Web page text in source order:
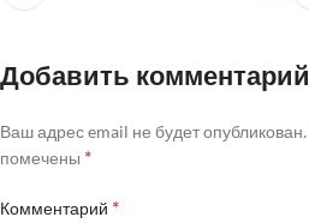
Добавить комментарий
Ваш адрес email не будет опубликован.
помечены *
Комментарий *